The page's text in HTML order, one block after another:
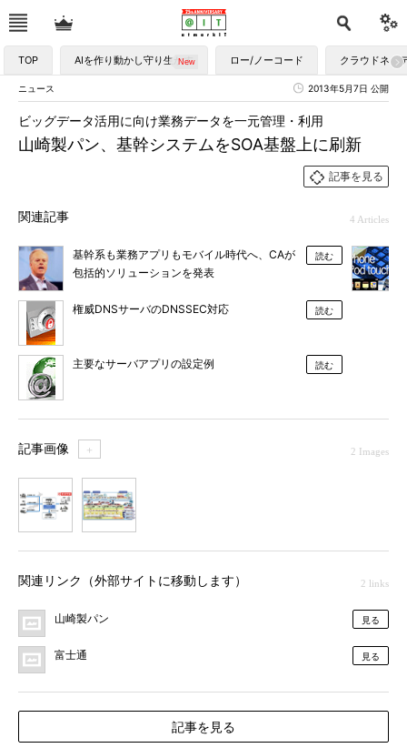
TOP AIを作り動かし守り生かす ロー/ノーコード クラウドネイ
ニュース 2013年5月7日 公開
山崎製パン、基幹システムをSOA基盤上に刷新
ビッグデータ活用に向け業務データを一元管理・利用
記事を見る
関連記事 4 Articles
基幹系も業務アプリもモバイル時代へ、CAが
包括的ソリューションを発表
読む
権威DNSサーバのDNSSEC対応 読む
主要なサーバアプリの設定例 読む
記事画像 ＋ 2 Images
関連リンク（外部サイトに移動します） 2 links
山崎製パン 見る
富士通 見る
記事を見る